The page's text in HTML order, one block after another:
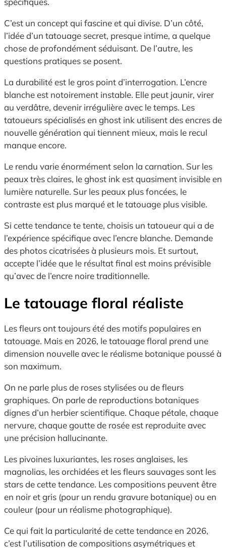
C’est un concept qui fascine et qui divise. D’un côté,
l’idée d’un tatouage secret, presque intime, a quelque
chose de profondément séduisant. De l’autre, les
questions pratiques se posent.
La durabilité est le gros point d’interrogation. L’encre
blanche est notoirement instable. Elle peut jaunir, virer
au verdâtre, devenir irrégulière avec le temps. Les
tatoueurs spécialisés en ghost ink utilisent des encres de
nouvelle génération qui tiennent mieux, mais le recul
manque encore.
Le rendu varie énormément selon la carnation. Sur les
peaux très claires, le ghost ink est quasiment invisible en
lumière naturelle. Sur les peaux plus foncées, le
contraste est plus marqué et le tatouage plus visible.
Si cette tendance te tente, choisis un tatoueur qui a de
l’expérience spécifique avec l’encre blanche. Demande
des photos cicatrisées à plusieurs mois. Et surtout,
accepte l’idée que le résultat final est moins prévisible
qu’avec de l’encre noire traditionnelle.
Le tatouage floral réaliste
Les fleurs ont toujours été des motifs populaires en
tatouage. Mais en 2026, le tatouage floral prend une
dimension nouvelle avec le réalisme botanique poussé à
son maximum.
On ne parle plus de roses stylisées ou de fleurs
graphiques. On parle de reproductions botaniques
dignes d’un herbier scientifique. Chaque pétale, chaque
nervure, chaque goutte de rosée est reproduite avec
une précision hallucinante.
Les pivoines luxuriantes, les roses anglaises, les
magnolias, les orchidées et les fleurs sauvages sont les
stars de cette tendance. Les compositions peuvent être
en noir et gris (pour un rendu gravure botanique) ou en
couleur (pour un réalisme photographique).
Ce qui fait la particularité de cette tendance en 2026,
c’est l’utilisation de compositions asymétriques et